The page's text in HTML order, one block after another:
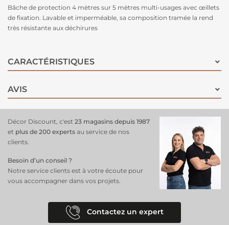
Bâche de protection 4 mètres sur 5 mètres multi-usages avec œillets
de fixation. Lavable et imperméable, sa composition tramée la rend
très résistante aux déchirures
CARACTÉRISTIQUES
AVIS
Décor Discount, c'est 23 magasins depuis 1987
et plus de 200 experts au service de nos
clients.
Besoin d’un conseil ?
Notre service clients est à votre écoute pour
vous accompagner dans vos projets.
Contactez un expert